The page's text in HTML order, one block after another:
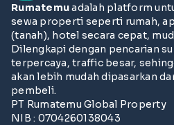
Rumatemuadalah platform
sewa properti seperti rumah,
(tanah), hotel secara cepat,
Dilengkapi dengan pencarian
terpercaya, traffic besar,
akan lebih mudah dipasarkan
pembeli.
PT Rumatemu Global Property
NIB : 0704260138043